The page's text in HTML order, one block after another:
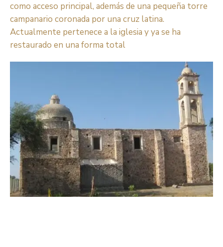
como acceso principal, además de una pequeña torre
campanario coronada por una cruz latina.
Actualmente pertenece a la iglesia y ya se ha
restaurado en una forma total